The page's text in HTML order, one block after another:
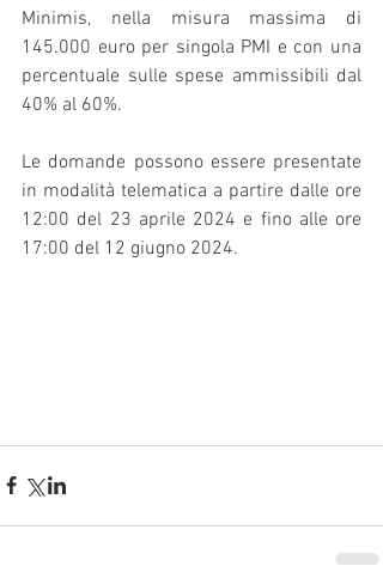
Minimis, nella misura massima di
145.000 euro per singola PMI e con una
percentuale sulle spese ammissibili dal
40% al 60%.
Le domande possono essere presentate
in modalità telematica a partire dalle ore
12:00 del 23 aprile 2024 e fino alle ore
17:00 del 12 giugno 2024.